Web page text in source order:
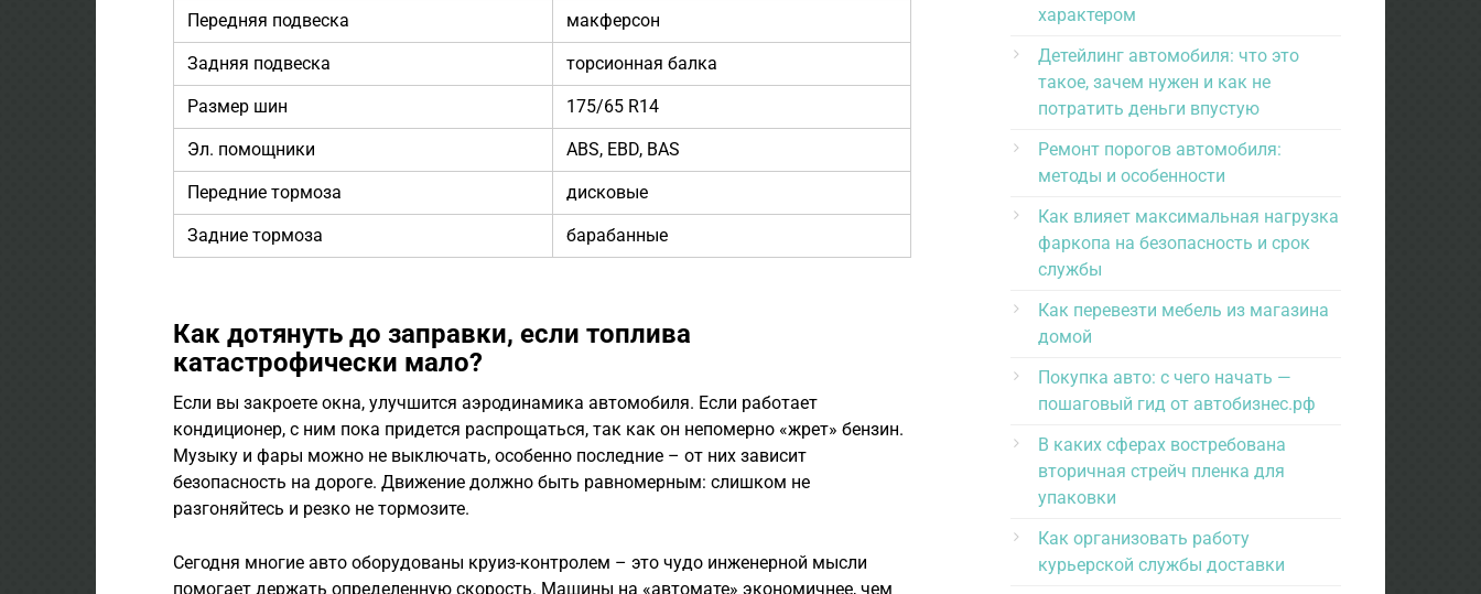
Передняя подвеска макферсон
Задняя подвеска торсионная балка
Размер шин 175/65 R14
Эл. помощники ABS, EBD, BAS
Передние тормоза дисковые
Задние тормоза барабанные
Как дотянуть до заправки, если топлива
катастрофически мало?
Если вы закроете окна, улучшится аэродинамика автомобиля. Если работает
кондиционер, с ним пока придется распрощаться, так как он непомерно «жрет» бензин.
Музыку и фары можно не выключать, особенно последние – от них зависит
безопасность на дороге. Движение должно быть равномерным: слишком не
разгоняйтесь и резко не тормозите.
Сегодня многие авто оборудованы круиз-контролем – это чудо инженерной мысли
помогает держать определенную скорость. Машины на «автомате» экономичнее, чем
характером
Детейлинг автомобиля: что это
такое, зачем нужен и как не
потратить деньги впустую
Ремонт порогов автомобиля:
методы и особенности
Как влияет максимальная нагрузка
фаркопа на безопасность и срок
службы
Как перевезти мебель из магазина
домой
Покупка авто: с чего начать —
пошаговый гид от автобизнес.рф
В каких сферах востребована
вторичная стрейч пленка для
упаковки
Как организовать работу
курьерской службы доставки